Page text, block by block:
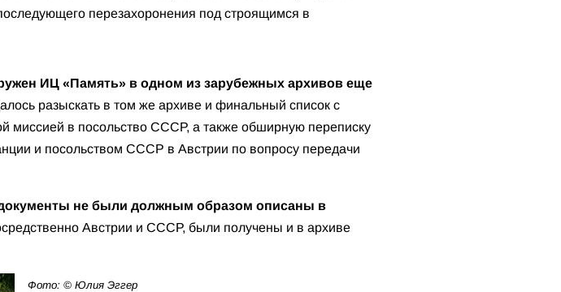
перезахоронения под строящимся в
ИЦ «Память» в одном из зарубежных архивов еще
разыскать в том же архиве и финальный список с
миссией в посольство СССР, а также обширную переписку
и посольством СССР в Австрии по вопросу передачи
не были должным образом описаны в
Австрии и СССР, были получены и в архиве
Фото: © Юлия Эггер